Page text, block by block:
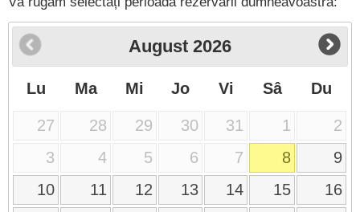
August 2026
Lu Ma Mi Jo Vi Sâ Du
27 28 29 30 31 1
2
3
4 5 6 7 8
9
10
11 12 13 14 15
16